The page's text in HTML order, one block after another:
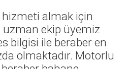
hizmeti almak için
uzman ekip üyemiz
bilgisi ile beraber en
olmaktadır. Motorlu